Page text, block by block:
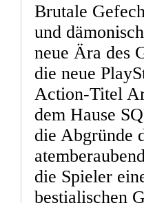
Brutale
und
neue Ära des
die neue
Action-Titel
dem Hause
die Abgründe
die Spieler
bestialischen